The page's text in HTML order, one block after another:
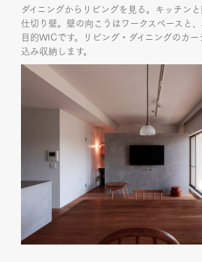
ダイニングからリビングを見る。キッチン
仕切り壁。壁の向こうはワークスペースと
目的WICです。リビング・ダイニングのカ
込み収納します。